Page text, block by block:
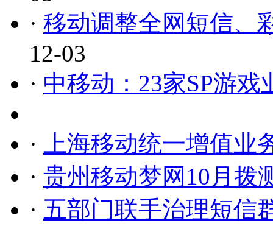
· 移动调整全网短信、
12-03
· 中移动：23家SP游戏
·
上海移动统一增值业
· 贵州移动梦网10月拨
· 五部门联手治理短信